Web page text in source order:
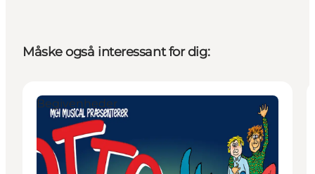
Måske også interessant for dig:
Begivenheder